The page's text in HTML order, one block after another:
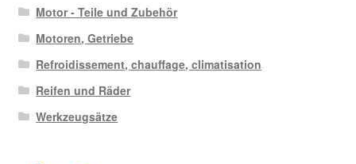
Motor - Teile und Zubehör
Motoren, Getriebe
Refroidissement, chauffage, climatisation
Reifen und Räder
Werkzeugsätze